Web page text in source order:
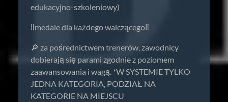
edukacyjno-szkoleniowy)
‼️medale dla każdego walczącego‼️
🔎 za pośrednictwem trenerów, zawodnicy
dobierają się parami zgodnie z poziomem
zaawansowania i wagą. *W SYSTEMIE TYLKO
JEDNA KATEGORIA, PODZIAŁ NA
KATEGORIE NA MIEJSCU